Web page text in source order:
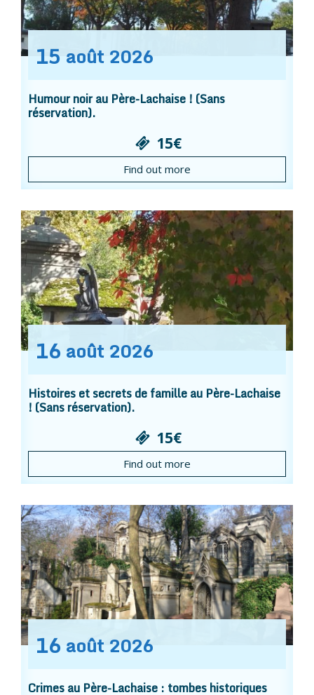
15 août 2026
Humour noir au Père-Lachaise ! (Sans
réservation).
15€
Find out more
16 août 2026
Histoires et secrets de famille au Père-Lachaise
! (Sans réservation).
15€
Find out more
16 août 2026
Crimes au Père-Lachaise : tombes historiques